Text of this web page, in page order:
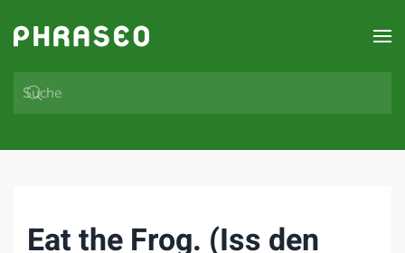
Zum Hauptinhalt springen
Eat the Frog. (Iss den